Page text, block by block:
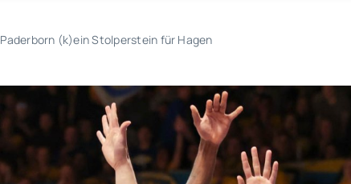
Paderborn (k)ein Stolperstein für Hagen